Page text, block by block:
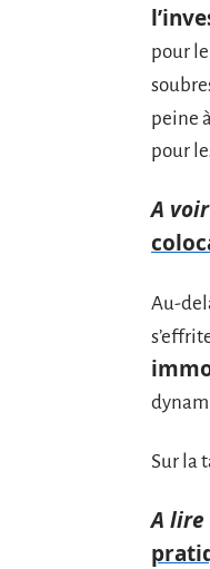
pour
peine
pour
A
Au-
Sur la
A lire